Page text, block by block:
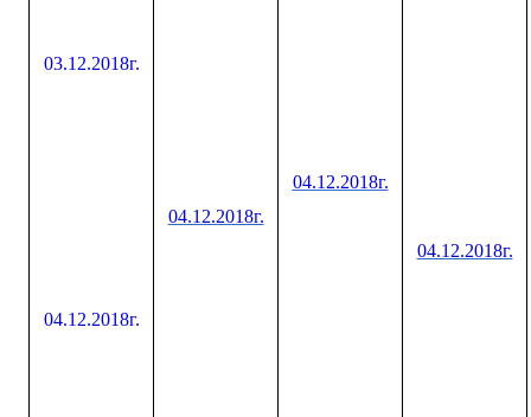
03.12.2018г.
04.12.2018г.
04.12.2018г.
04.12.2018г.
04.12.2018г.